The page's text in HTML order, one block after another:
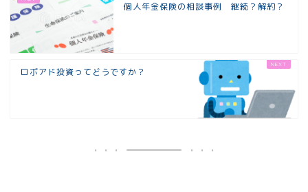
個人年金保険の相談事例 継続？解約？
ロボアド投資ってどうですか？